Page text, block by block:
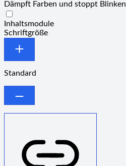
Dämpft Farben und stoppt Blinken
Inhaltsmodule
Schriftgröße
Standard